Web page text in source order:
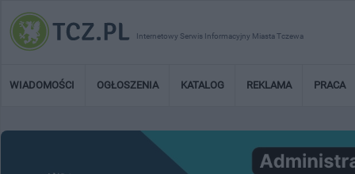
Internetowy Serwis Informacyjny Miasta Tczewa
WIADOMOŚCI OGŁOSZENIA KATALOG REKLAMA PRACA